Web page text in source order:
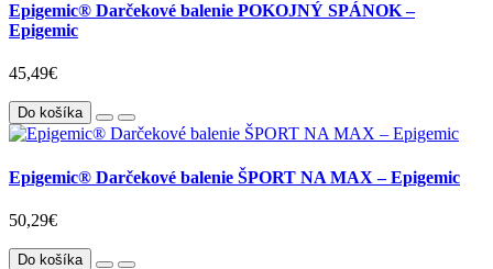
Epigemic® Darčekové balenie POKOJNÝ SPÁNOK –
Epigemic
45,49€
Do košíka
Epigemic® Darčekové balenie ŠPORT NA MAX – Epigemic
50,29€
Do košíka